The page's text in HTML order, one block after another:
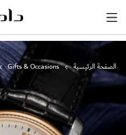
الصفحة الرئيسية Gifts & Occasions